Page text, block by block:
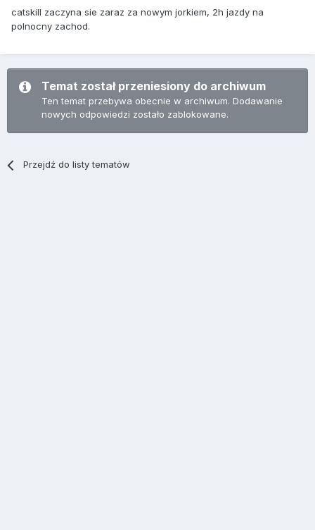
catskill zaczyna sie zaraz za nowym jorkiem, 2h jazdy na
polnocny zachod.
Temat został przeniesiony do archiwum
Ten temat przebywa obecnie w archiwum. Dodawanie
nowych odpowiedzi zostało zablokowane.
Przejdź do listy tematów